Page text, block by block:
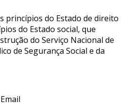
princípios do Estado de direito
do Estado social, que
do Serviço Nacional de
de Segurança Social e da